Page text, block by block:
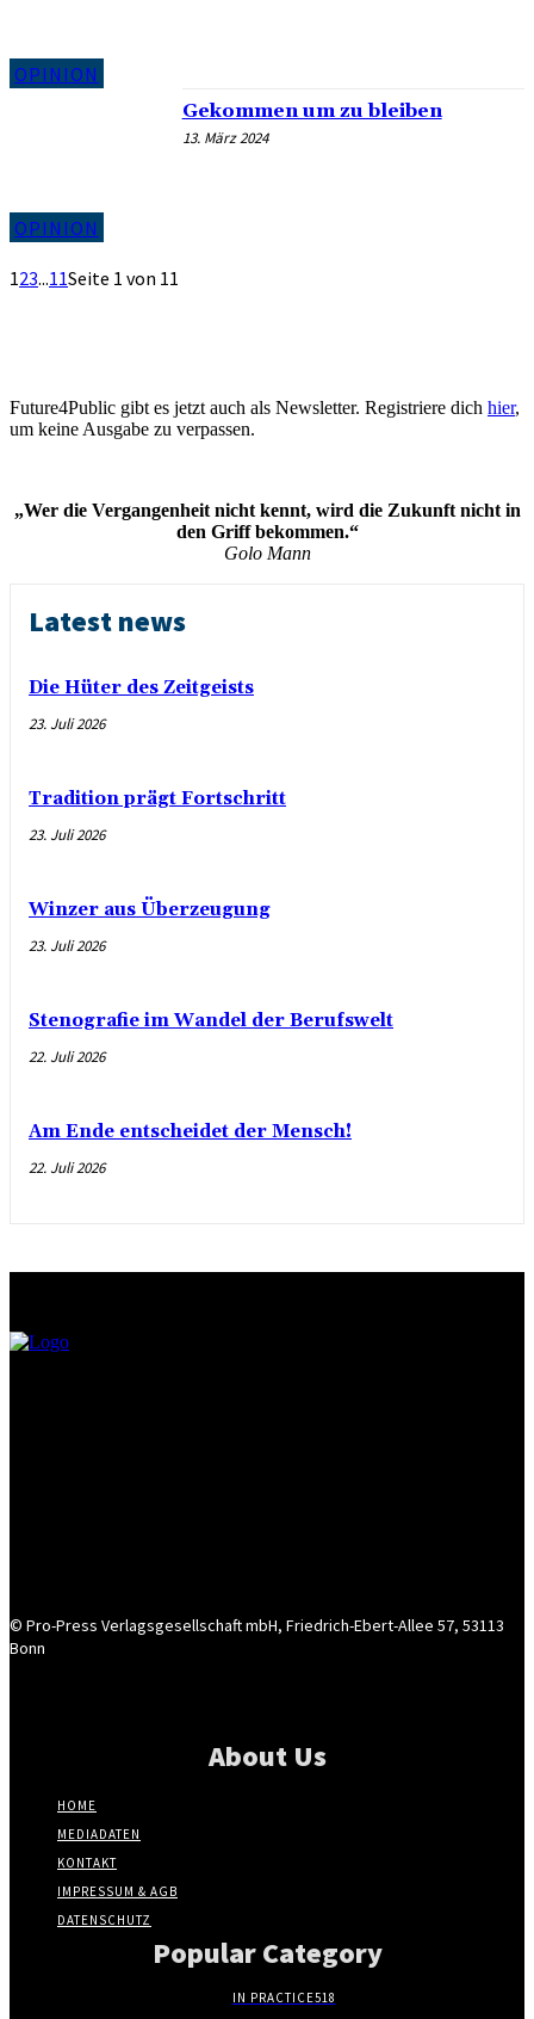
OPINION
OPINION
Gekommen um zu bleiben
13. März 2024
123...11Seite 1 von 11
Future4Public gibt es jetzt auch als Newsletter. Registriere dich hier,
um keine Ausgabe zu verpassen.
„Wer die Vergangenheit nicht kennt, wird die Zukunft nicht in
den Griff bekommen.“
Golo Mann
Latest news
Die Hüter des Zeitgeists
23. Juli 2026
Tradition prägt Fortschritt
23. Juli 2026
Winzer aus Überzeugung
23. Juli 2026
Stenografie im Wandel der Berufswelt
22. Juli 2026
Am Ende entscheidet der Mensch!
22. Juli 2026
© Pro-Press Verlagsgesellschaft mbH, Friedrich-Ebert-Allee 57, 53113
Bonn
About Us
HOME
MEDIADATEN
KONTAKT
IMPRESSUM & AGB
DATENSCHUTZ
Popular Category
IN PRACTICE518